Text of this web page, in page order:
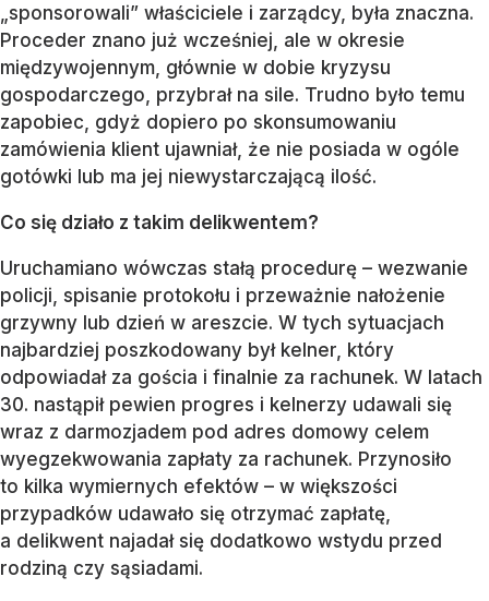
„sponsorowali” właściciele i zarządcy, była znaczna.
Proceder znano już wcześniej, ale w okresie
międzywojennym, głównie w dobie kryzysu
gospodarczego, przybrał na sile. Trudno było temu
zapobiec, gdyż dopiero po skonsumowaniu
zamówienia klient ujawniał, że nie posiada w ogóle
gotówki lub ma jej niewystarczającą ilość.
Co się działo z takim delikwentem?
Uruchamiano wówczas stałą procedurę – wezwanie
policji, spisanie protokołu i przeważnie nałożenie
grzywny lub dzień w areszcie. W tych sytuacjach
najbardziej poszkodowany był kelner, który
odpowiadał za gościa i finalnie za rachunek. W latach
30. nastąpił pewien progres i kelnerzy udawali się
wraz z darmozjadem pod adres domowy celem
wyegzekwowania zapłaty za rachunek. Przynosiło
to kilka wymiernych efektów – w większości
przypadków udawało się otrzymać zapłatę,
a delikwent najadał się dodatkowo wstydu przed
rodziną czy sąsiadami.